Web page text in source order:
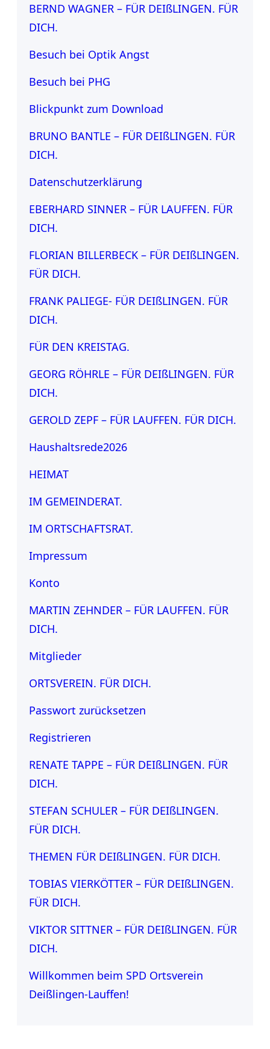
BERND WAGNER – FÜR DEIßLINGEN. FÜR
DICH.
Besuch bei Optik Angst
Besuch bei PHG
Blickpunkt zum Download
BRUNO BANTLE – FÜR DEIßLINGEN. FÜR
DICH.
Datenschutzerklärung
EBERHARD SINNER – FÜR LAUFFEN. FÜR
DICH.
FLORIAN BILLERBECK – FÜR DEIßLINGEN.
FÜR DICH.
FRANK PALIEGE- FÜR DEIßLINGEN. FÜR
DICH.
FÜR DEN KREISTAG.
GEORG RÖHRLE – FÜR DEIßLINGEN. FÜR
DICH.
GEROLD ZEPF – FÜR LAUFFEN. FÜR DICH.
Haushaltsrede2026
HEIMAT
IM GEMEINDERAT.
IM ORTSCHAFTSRAT.
Impressum
Konto
MARTIN ZEHNDER – FÜR LAUFFEN. FÜR
DICH.
Mitglieder
ORTSVEREIN. FÜR DICH.
Passwort zurücksetzen
Registrieren
RENATE TAPPE – FÜR DEIßLINGEN. FÜR
DICH.
STEFAN SCHULER – FÜR DEIßLINGEN.
FÜR DICH.
THEMEN FÜR DEIßLINGEN. FÜR DICH.
TOBIAS VIERKÖTTER – FÜR DEIßLINGEN.
FÜR DICH.
VIKTOR SITTNER – FÜR DEIßLINGEN. FÜR
DICH.
Willkommen beim SPD Ortsverein
Deißlingen-Lauffen!